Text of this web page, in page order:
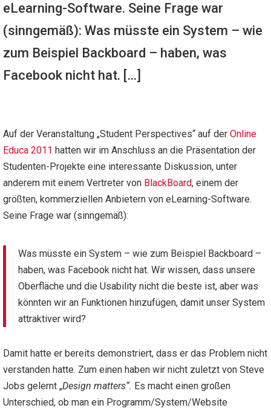
eLearning-Software. Seine Frage war
(sinngemäß): Was müsste ein System – wie
zum Beispiel Backboard – haben, was
Facebook nicht hat. […]
Auf der Veranstaltung „Student Perspectives“ auf der Online
Educa 2011 hatten wir im Anschluss an die Präsentation der
Studenten-Projekte eine interessante Diskussion, unter
anderem mit einem Vertreter von BlackBoard, einem der
größten, kommerziellen Anbietern von eLearning-Software.
Seine Frage war (sinngemäß):
Was müsste ein System – wie zum Beispiel Backboard –
haben, was Facebook nicht hat. Wir wissen, dass unsere
Oberfläche und die Usability nicht die beste ist, aber was
könnten wir an Funktionen hinzufügen, damit unser System
attraktiver wird?
Damit hatte er bereits demonstriert, dass er das Problem nicht
verstanden hatte. Zum einen haben wir nicht zuletzt von Steve
Jobs gelernt „Design matters“. Es macht einen großen
Unterschied, ob man ein Programm/System/Website